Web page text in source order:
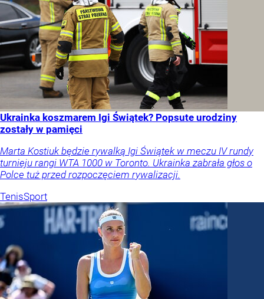
Ukrainka koszmarem Igi Świątek? Popsute urodziny
zostały w pamięci
Marta Kostiuk będzie rywalką Igi Świątek w meczu IV rundy
turnieju rangi WTA 1000 w Toronto. Ukrainka zabrała głos o
Polce tuż przed rozpoczęciem rywalizacji.
TenisSport